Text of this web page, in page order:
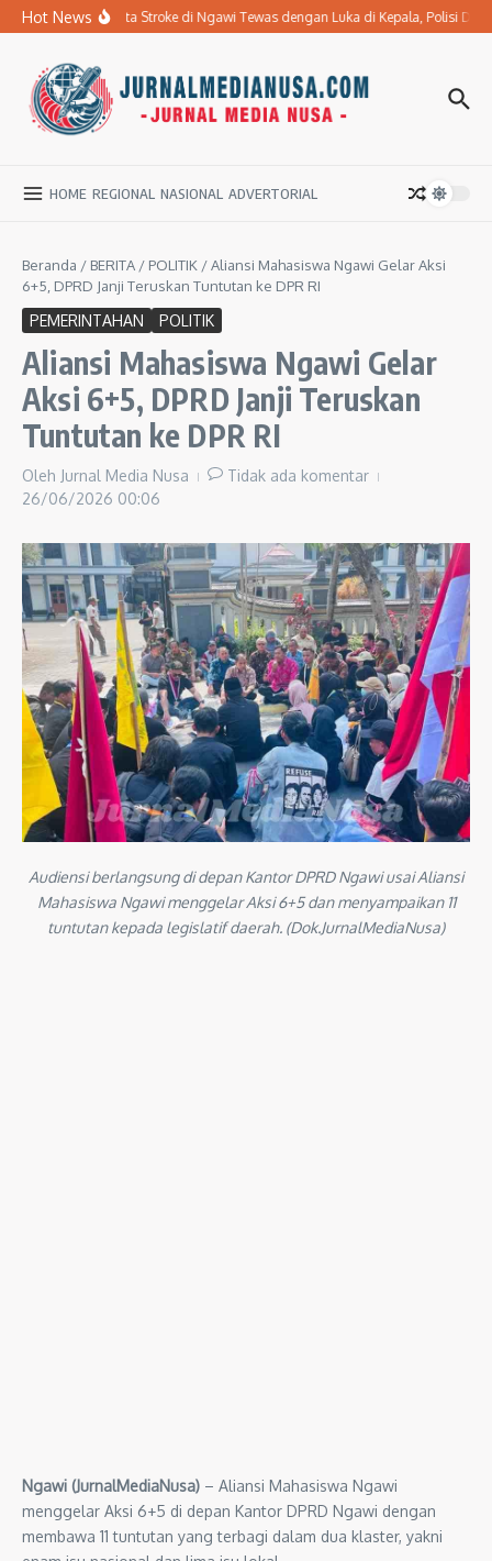
Lewati ke konten
Hot News
Ibu Penderita Stroke di Ngawi Tewas dengan Luka di Kepala, Polisi
HOME REGIONAL NASIONAL ADVERTORIAL
Beranda / BERITA / POLITIK /Aliansi Mahasiswa Ngawi Gelar Aksi
6+5, DPRD Janji Teruskan Tuntutan ke DPR RI
PEMERINTAHAN POLITIK
Aliansi Mahasiswa Ngawi Gelar
Aksi 6+5, DPRD Janji Teruskan
Tuntutan ke DPR RI
Oleh Jurnal Media Nusa
Tidak ada komentar
26/06/2026 00:06
Audiensi berlangsung di depan Kantor DPRD Ngawi usai Aliansi
Mahasiswa Ngawi menggelar Aksi 6+5 dan menyampaikan 11
tuntutan kepada legislatif daerah. (Dok.JurnalMediaNusa)
Ngawi (JurnalMediaNusa) – Aliansi Mahasiswa Ngawi
menggelar Aksi 6+5 di depan Kantor DPRD Ngawi dengan
membawa 11 tuntutan yang terbagi dalam dua klaster, yakni